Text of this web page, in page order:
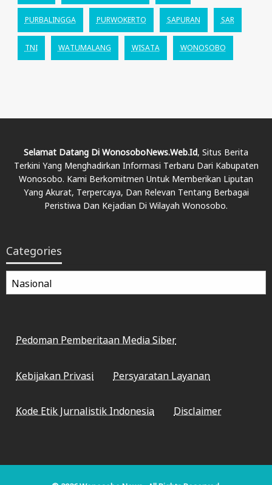
PURBALINGGA PURWOKERTO SAPURAN SAR
TNI WATUMALANG WISATA WONOSOBO
Selamat Datang Di WonosoboNews.web.id, Situs Berita
Terkini Yang Menghadirkan Informasi Terbaru Dari Kabupaten
Wonosobo. Kami Berkomitmen Untuk Memberikan Liputan
Yang Akurat, Terpercaya, Dan Relevan Tentang Berbagai
Peristiwa Dan Kejadian Di Wilayah Wonosobo.
Categories
Categories
Pedoman Pemberitaan Media Siber
Kebijakan Privasi Persyaratan Layanan
Kode Etik Jurnalistik Indonesia Disclaimer